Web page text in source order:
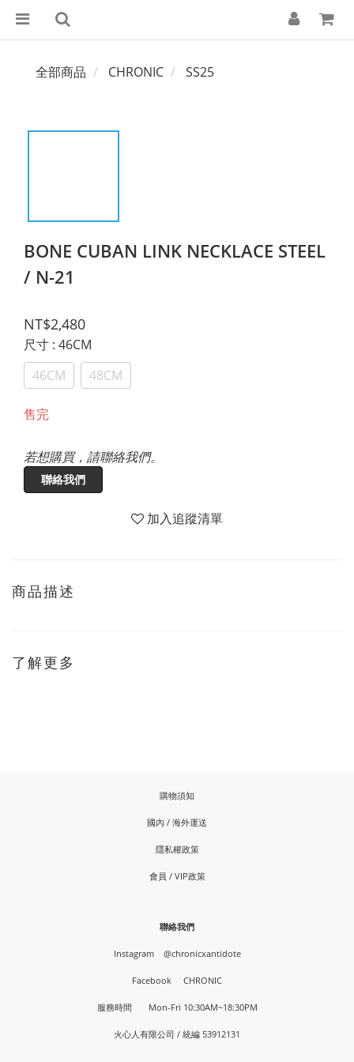
全部商品 CHRONIC SS25
BONE CUBAN LINK NECKLACE STEEL
/ N-21
NT$2,480
尺寸 : 46CM
46CM
48CM
售完
若想購買，請聯絡我們。
聯絡我們
加入追蹤清單
商品描述
了解更多
購物須知
國內 / 海外運送
隱私權政策
會員 / VIP政策
聯絡我們
Instagram @chronicxantidote
Facebook CHRONIC
服務時間 Mon-Fri 10:30AM~18:30PM
火心人有限公司 / 統編 53912131